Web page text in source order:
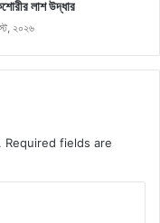
লাশ উদ্ধার
২০২৬
Required fields are